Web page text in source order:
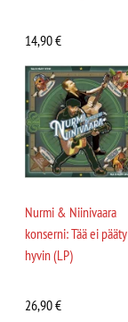
14,90€
Nurmi & Niinivaara
konserni: Tää ei pääty
hyvin (LP)
26,90€